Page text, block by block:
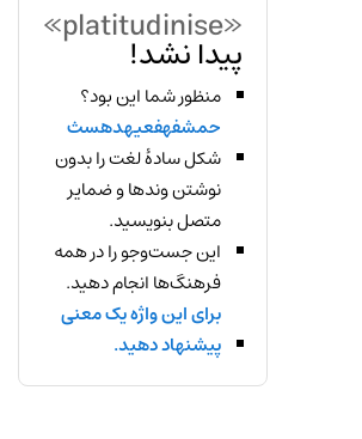
«platitudinise»
پیدا نشد!
منظور شما این بود؟
حمشفهفعیهدهسث
شکل سادهٔ لغت را بدون
نوشتن وندها و ضمایر
متصل بنویسید.
این جست‌وجو را در همه
فرهنگ‌ها انجام دهید.
برای این واژه یک معنی
پیشنهاد دهید.